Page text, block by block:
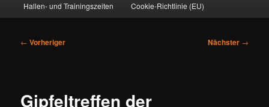
Hallen- und Trainingszeiten Cookie-Richtlinie (EU)
Beitragsnavigation
← Vorheriger Nächster →
Gipfeltreffen der